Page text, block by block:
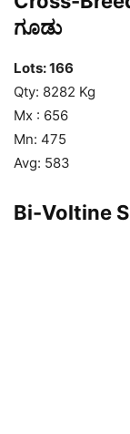
ಗೂಡು
Lots: 166
Qty: 8282 Kg
Mx : 656
Mn: 475
Avg: 583
Bi-Voltine